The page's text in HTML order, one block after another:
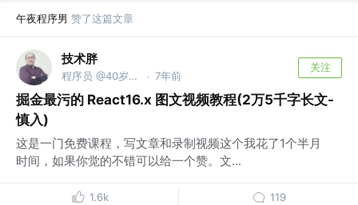
午夜程序男 赞了这篇文章
技术胖
程序员 @40岁去当保安了 · 7年前
关注
掘金最污的 React16.x 图文视频教程(2万5千字长文-
慎入)
这是一门免费课程，写文章和录制视频这个我花了1个半月
时间，如果你觉的不错可以给一个赞。文...
1.6k 119